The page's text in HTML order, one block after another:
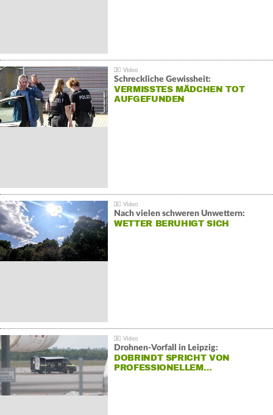
Schreckliche Gewissheit:
VERMISSTES MÄDCHEN TOT
AUFGEFUNDEN
Nach vielen schweren Unwettern:
WETTER BERUHIGT SICH
Drohnen-Vorfall in Leipzig:
DOBRINDT SPRICHT VON
PROFESSIONELLEM…